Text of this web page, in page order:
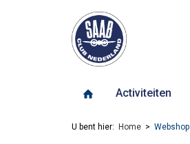
Activiteiten
U bent hier: Home Webshop